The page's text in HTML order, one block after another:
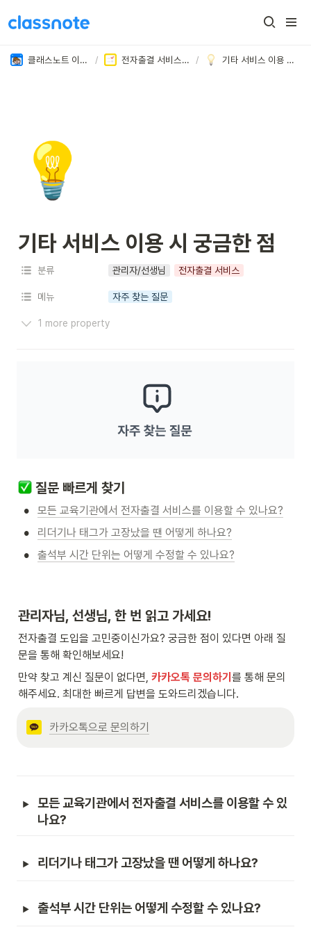
클래스노트 이용 가이드 / 전자출결 서비스 이용하기 / 기타 서비스 이용 시 궁금한 점
💡
기타 서비스 이용 시 궁금한 점
분류 관리자/선생님 전자출결 서비스
메뉴 자주 찾는 질문
1 more property
질문 빠르게 찾기
• 모든 교육기관에서 전자출결 서비스를 이용할 수 있나요?
• 리더기나 태그가 고장났을 땐 어떻게 하나요?
• 출석부 시간 단위는 어떻게 수정할 수 있나요?
관리자님, 선생님, 한 번 읽고 가세요!
전자출결 도입을 고민중이신가요? 궁금한 점이 있다면 아래 질
문을 통해 확인해보세요!
만약 찾고 계신 질문이 없다면, 카카오톡 문의하기 를 통해 문의
해주세요. 최대한 빠르게 답변을 도와드리겠습니다.
카카오톡으로 문의하기
모든 교육기관에서 전자출결 서비스를 이용할 수 있
나요?
리더기나 태그가 고장났을 땐 어떻게 하나요?
출석부 시간 단위는 어떻게 수정할 수 있나요?